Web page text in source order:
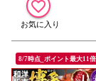
8/7時点_ポイント最大11倍